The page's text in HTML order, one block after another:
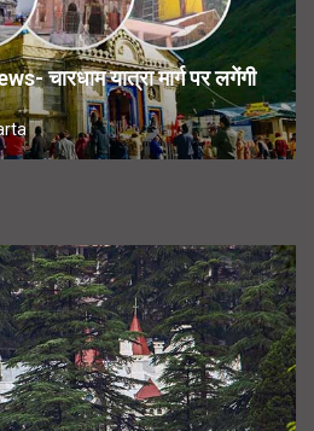
चारधाम यात्रा मार्ग पर लगेंगी